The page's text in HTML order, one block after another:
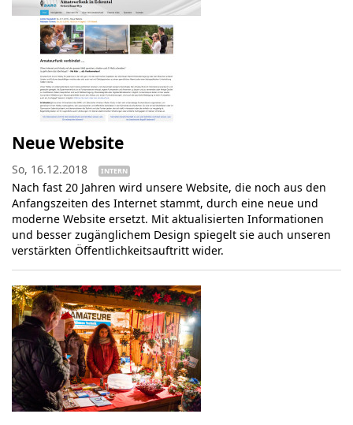
Neue Website
So, 16.12.2018 INTERN
Nach fast 20 Jahren wird unsere Website, die noch aus den
Anfangszeiten des Internet stammt, durch eine neue und
moderne Website ersetzt. Mit aktualisierten Informationen
und besser zugänglichem Design spiegelt sie auch unseren
verstärkten Öffentlichkeitsauftritt wider.